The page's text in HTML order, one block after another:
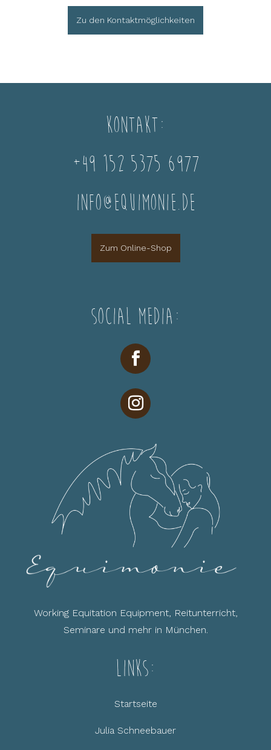
Zu den Kontaktmöglichkeiten
Kontakt:
+49 152 5375 6977
info@equimonie.de
Zum Online-Shop
Social Media:
Working Equitation Equipment, Reitunterricht,
Seminare und mehr in München.
Links:
Startseite
Julia Schneebauer